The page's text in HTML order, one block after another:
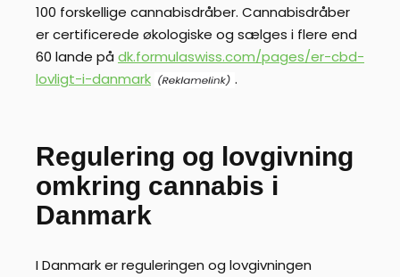
100 forskellige cannabisdråber. Cannabisdråber
er certificerede økologiske og sælges i flere end
60 lande på dk.formulaswiss.com/pages/er-cbd-
lovligt-i-danmark
.
Regulering og lovgivning
omkring cannabis i
Danmark
I Danmark er reguleringen og lovgivningen